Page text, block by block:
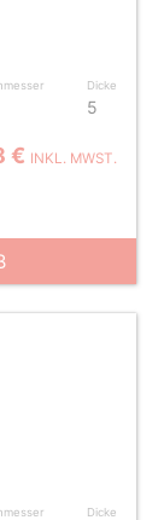
Dicke
5
€ INKL. MWST.
Dicke